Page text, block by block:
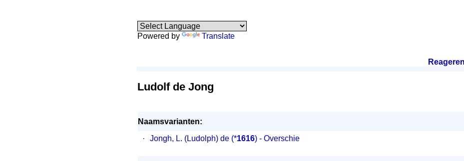
Powered by Translate
Reageren
Ludolf de Jong
Naamsvarianten:
·
Jongh, L. (Ludolph) de (*1616) - Overschie